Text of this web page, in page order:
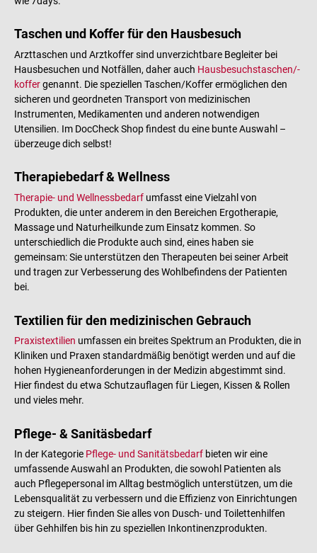
Taschen und Koffer für den Hausbesuch
Arzttaschen und Arztkoffer sind unverzichtbare Begleiter bei
Hausbesuchen und Notfällen, daher auch Hausbesuchstaschen/-
koffergenannt. Die speziellen Taschen/Koffer ermöglichen den
sicheren und geordneten Transport von medizinischen
Instrumenten, Medikamenten und anderen notwendigen
Utensilien. Im DocCheck Shop findest du eine bunte Auswahl –
überzeuge dich selbst!
Therapiebedarf & Wellness
Therapie- und Wellnessbedarf umfasst eine Vielzahl von
Produkten, die unter anderem in den Bereichen Ergotherapie,
Massage und Naturheilkunde zum Einsatz kommen. So
unterschiedlich die Produkte auch sind, eines haben sie
gemeinsam: Sie unterstützen den Therapeuten bei seiner Arbeit
und tragen zur Verbesserung des Wohlbefindens der Patienten
bei.
Textilien für den medizinischen Gebrauch
Praxistextilien umfassen ein breites Spektrum an Produkten, die in
Kliniken und Praxen standardmäßig benötigt werden und auf die
hohen Hygieneanforderungen in der Medizin abgestimmt sind.
Hier findest du etwa Schutzauflagen für Liegen, Kissen & Rollen
und vieles mehr.
Pflege- & Sanitäsbedarf
In der Kategorie Pflege- und Sanitätsbedarf bieten wir eine
umfassende Auswahl an Produkten, die sowohl Patienten als
auch Pflegepersonal im Alltag bestmöglich unterstützen, um die
Lebensqualität zu verbessern und die Effizienz von Einrichtungen
zu steigern. Hier finden Sie alles von Dusch- und Toilettenhilfen
über Gehhilfen bis hin zu speziellen Inkontinenzprodukten.